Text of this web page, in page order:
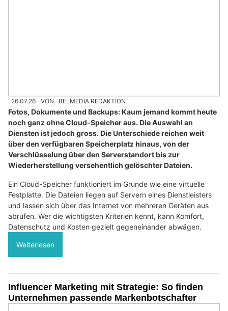
26.07.26 VON BELMEDIA REDAKTION
Fotos, Dokumente und Backups: Kaum jemand kommt heute
noch ganz ohne Cloud-Speicher aus. Die Auswahl an
Diensten ist jedoch gross. Die Unterschiede reichen weit
über den verfügbaren Speicherplatz hinaus, von der
Verschlüsselung über den Serverstandort bis zur
Wiederherstellung versehentlich gelöschter Dateien.
Ein Cloud-Speicher funktioniert im Grunde wie eine virtuelle
Festplatte. Die Dateien liegen auf Servern eines Dienstleisters
und lassen sich über das Internet von mehreren Geräten aus
abrufen. Wer die wichtigsten Kriterien kennt, kann Komfort,
Datenschutz und Kosten gezielt gegeneinander abwägen.
Weiterlesen
Influencer Marketing mit Strategie: So finden
Unternehmen passende Markenbotschafter